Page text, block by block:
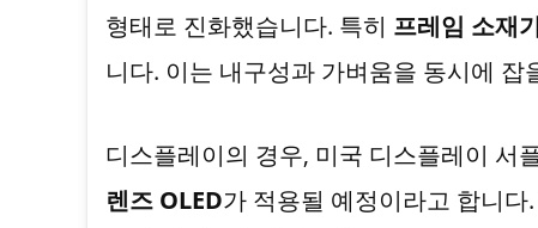
형태로 진화했습니다. 특히 프레임 소재
니다. 이는 내구성과 가벼움을 동시에
디스플레이의 경우, 미국 디스플레이 서
렌즈 OLED가 적용될 예정이라고 합니